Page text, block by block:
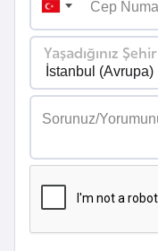
Yaşadığınız Şehir
s
a
r
k